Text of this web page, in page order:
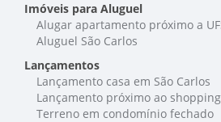
Imóveis para Aluguel
Alugar apartamento próximo a
Aluguel São Carlos
Lançamentos
Lançamento casa em São Carlos
Lançamento próximo ao
Terreno em condomínio fechado